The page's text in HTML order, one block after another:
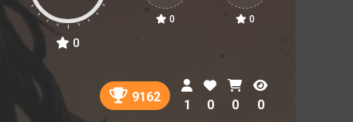
0
0 0
9162
1 0 0 0